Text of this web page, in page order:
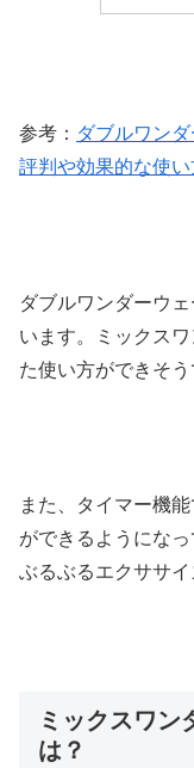
参考： ダブルワン
評判や効果的な使
ダブルワンダーウ
います。ミックス
た使い方ができそう
また、タイマー機
ができるようにな
ぶるぶるエクササイ
ミックスワン
は？